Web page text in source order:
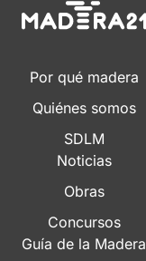
Por qué madera
Quiénes somos
SDLM
Noticias
Obras
Concursos
Guía de la Madera